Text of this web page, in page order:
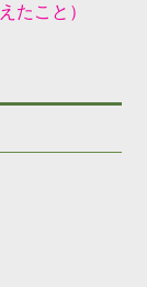
たこと）